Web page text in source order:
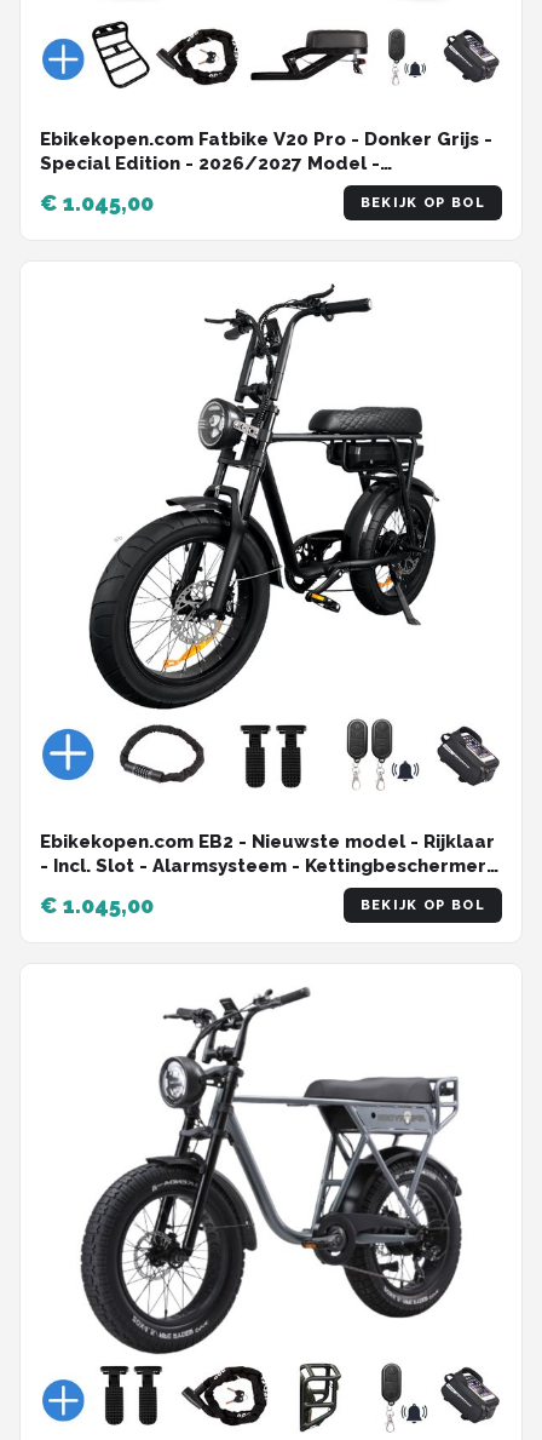
Ebikekopen.com Fatbike V20 Pro - Donker Grijs -
Special Edition - 2026/2027 Model -
Hydraulische remmen - Incl. Slot -
Telefoonhouder - Alarmsysteem - Voorrekje -
Voetensteuntje - Straatlegaal - Ebike - Fatbike -
Elektrische Fiets - Qmwheel
€ 1.045,00 BEKIJK OP BOL
Ebikekopen.com EB2 - Nieuwste model - Rijklaar
- Incl. Slot - Alarmsysteem - Kettingbeschermer -
Voetensteuntje - Straatlegaal - Ebike -
Elektrische Fiets - Met Accessoires
€ 1.045,00 BEKIJK OP BOL